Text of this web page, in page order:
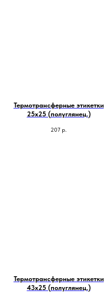
Термотрансферные этикетки
25х25 (полуглянец.)
207 р.
Термотрансферные этикетки
43х25 (полуглянец.)